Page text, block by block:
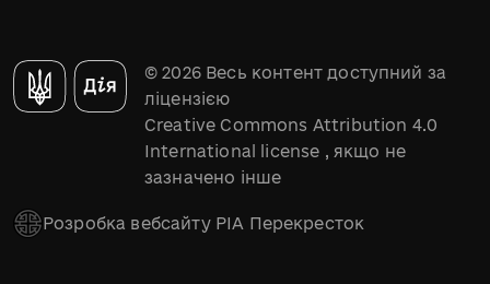
© 2026 Весь контент доступний за
ліцензією
Creative Commons Attribution 4.0
International license , якщо не
зазначено інше
Розробка вебсайту РІА Перекресток